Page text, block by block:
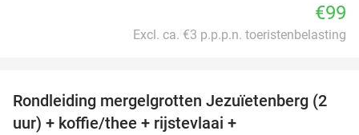
€99
Excl. ca. €3 p.p.p.n. toeristenbelasting
25%
Rondleiding mergelgrotten Jezuïetenberg (2
uur) + koffie/thee + rijstevlaai +